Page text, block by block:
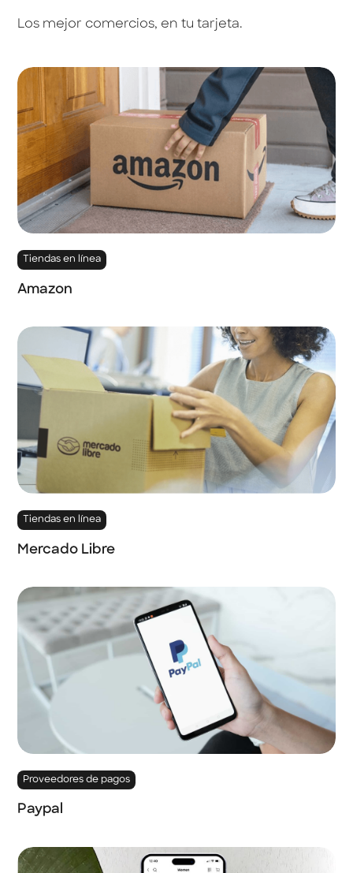
Los mejor comercios, en tu tarjeta.
Tiendas en línea
Amazon
Tiendas en línea
Mercado Libre
Proveedores de pagos
Paypal